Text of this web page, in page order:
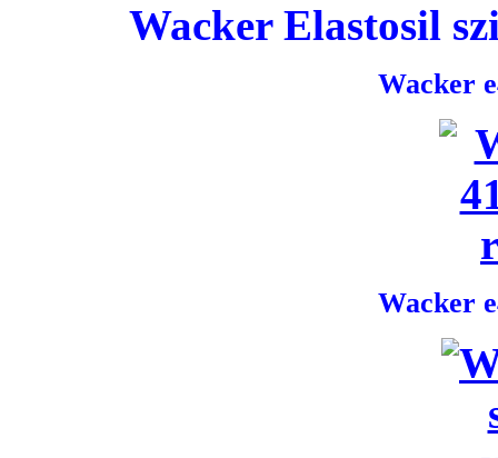
Wacker Elastosil
Wacker
Wacker